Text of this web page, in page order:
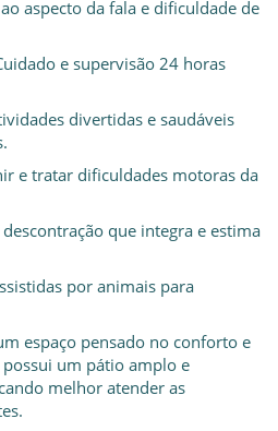
aspecto da fala e dificuldade de
e supervisão 24 horas
divertidas e saudáveis
e tratar dificuldades motoras da
descontração que integra e estima
por animais para
espaço pensado no conforto e
um pátio amplo e
melhor atender as